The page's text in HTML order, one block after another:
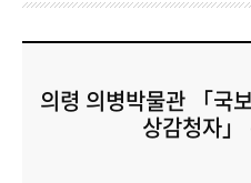
의령 의병박물관 「국
상감청자